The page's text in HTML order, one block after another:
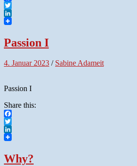
Facebook
Twitter
LinkedIn
Passion I
4. Januar 2023 / Sabine Adameit
Passion I
Share this:
Facebook
Twitter
LinkedIn
Why?